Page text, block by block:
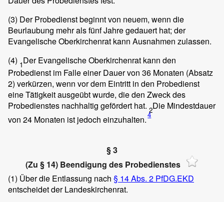
(3) Der Probedienst beginnt von neuem, wenn die
Beurlaubung mehr als fünf Jahre gedauert hat; der
Evangelische Oberkirchenrat kann Ausnahmen zulassen.
(4) 1Der Evangelische Oberkirchenrat kann den
Probedienst im Falle einer Dauer von 36 Monaten (Absatz
2) verkürzen, wenn vor dem Eintritt in den Probedienst
eine Tätigkeit ausgeübt wurde, die den Zweck des
Probedienstes nachhaltig gefördert hat. 2Die Mindestdauer
von 24 Monaten ist jedoch einzuhalten.4
§ 3
(Zu § 14) Beendigung des Probedienstes
(1) Über die Entlassung nach § 14 Abs. 2 PfDG.EKD
entscheidet der Landeskirchenrat.